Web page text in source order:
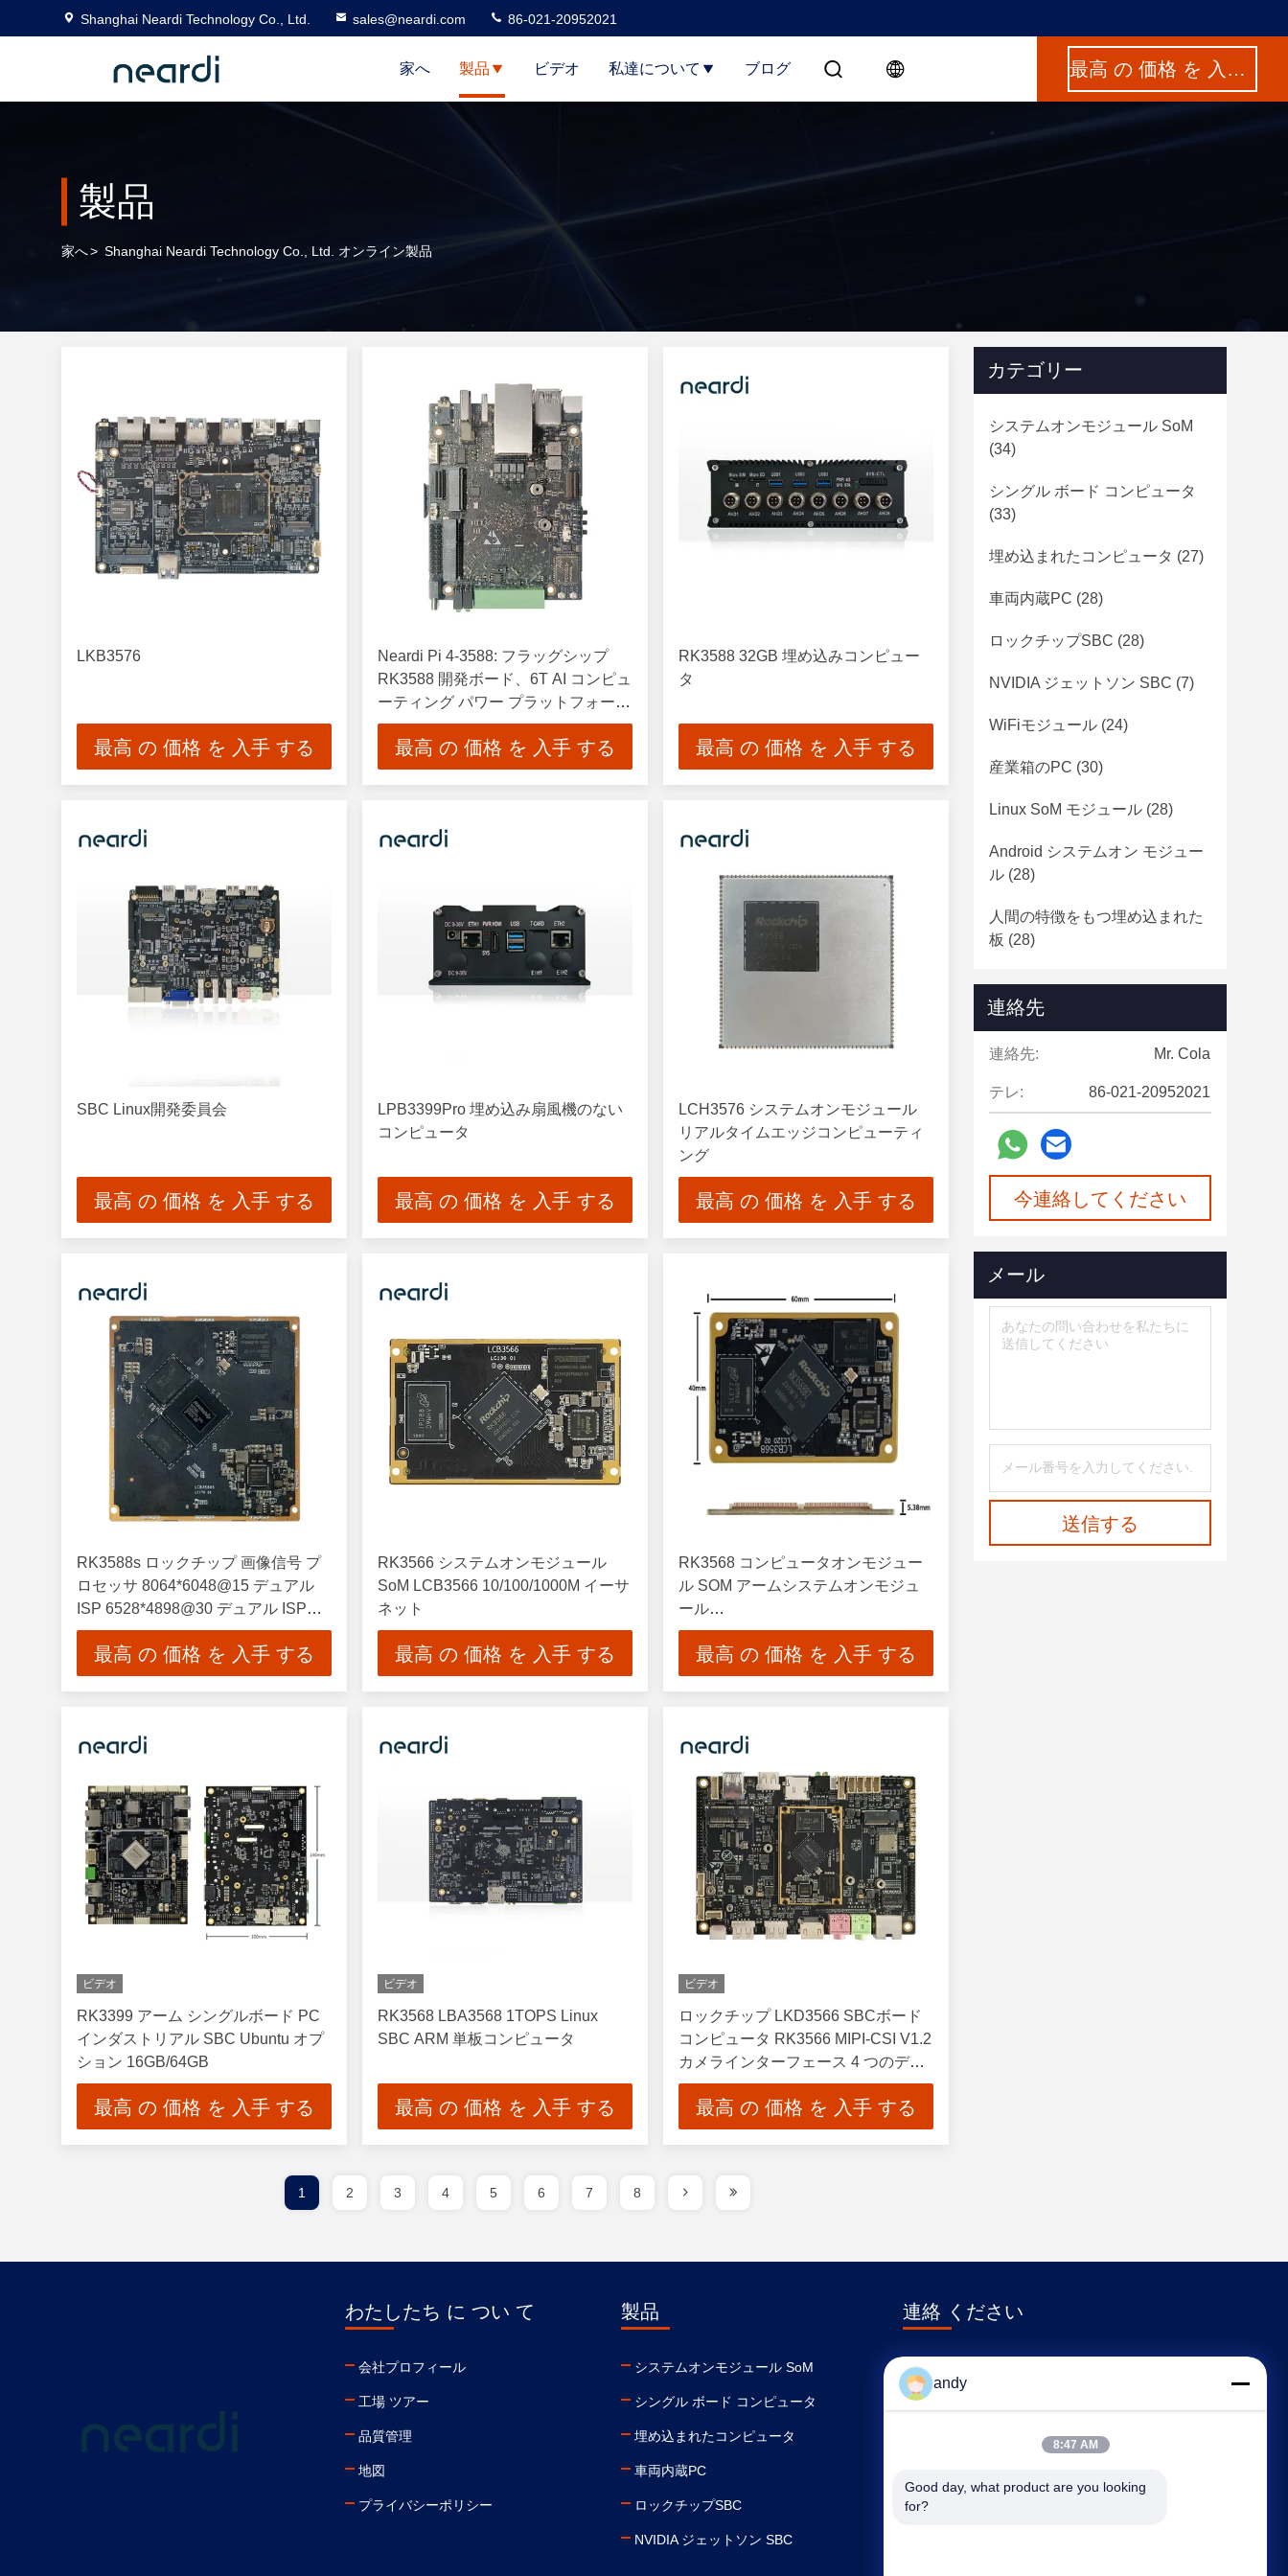
Shanghai Neardi Technology Co., Ltd. sales@neardi.com 86-021-20952021
家へ 製品 ビデオ 私達について ブログ 最高 の 価格 を 入手 する
製品
家へ> Shanghai Neardi Technology Co., Ltd. オンライン製品
LKB3576
最高 の 価格 を 入手 する
Neardi Pi 4-3588: フラッグシップ
RK3588 開発ボード、6T AI コンピュ
ーティング パワー プラットフォーム
による 8K ビデオ エンコーディング
およびデコーディング
最高 の 価格 を 入手 する
RK3588 32GB 埋め込みコンピュー
タ
最高 の 価格 を 入手 する
SBC Linux開発委員会
最高 の 価格 を 入手 する
LPB3399Pro 埋め込み扇風機のない
コンピュータ
最高 の 価格 を 入手 する
LCH3576 システムオンモジュール
リアルタイムエッジコンピューティ
ング
最高 の 価格 を 入手 する
RK3588s ロックチップ 画像信号 プ
ロセッサ 8064*6048@15 デュアル
ISP 6528*4898@30 デュアル ISP
4672*3504@30 シングル ISP
最高 の 価格 を 入手 する
RK3566 システムオンモジュール
SoM LCB3566 10/100/1000M イーサ
ネット
最高 の 価格 を 入手 する
RK3568 コンピュータオンモジュー
ル SOM アームシステムオンモジュ
ール
PCIe2.1/SATA3.0/USB3.0/QSGMII
最高 の 価格 を 入手 する
ビデオ
RK3399 アーム シングルボード PC
インダストリアル SBC Ubuntu オプ
ション 16GB/64GB
最高 の 価格 を 入手 する
ビデオ
RK3568 LBA3568 1TOPS Linux
SBC ARM 単板コンピュータ
最高 の 価格 を 入手 する
ビデオ
ロックチップ LKD3566 SBCボード
コンピュータ RK3566 MIPI-CSI V1.2
カメラインターフェース 4 つのデー
タレーン,2,5Gbps 最大データレート
1 つのレーン
最高 の 価格 を 入手 する
カテゴリー
システムオンモジュール SoM
(34)
シングル ボード コンピュータ
(33)
埋め込まれたコンピュータ (27)
車両内蔵PC (28)
ロックチップSBC (28)
NVIDIA ジェットソン SBC (7)
WiFiモジュール (24)
産業箱のPC (30)
Linux SoM モジュール (28)
Android システムオン モジュー
ル (28)
人間の特徴をもつ埋め込まれた
板 (28)
連絡先
連絡先: Mr. Cola
テレ: 86-021-20952021
今連絡してください
メール
送信する
1 2 3 4 5 6 7 8
わたしたち に つい て
会社プロフィール
工場 ツアー
品質管理
地図
プライバシーポリシー
製品
システムオンモジュール SoM
シングル ボード コンピュータ
埋め込まれたコンピュータ
車両内蔵PC
ロックチップSBC
NVIDIA ジェットソン SBC
連絡 ください
sales@neardi.com
86-021-20952021
部屋807 建物1 レーン1505 リアンハン道 ミンハ
andy
8:47 AM
Good day, what product are you looking
for?